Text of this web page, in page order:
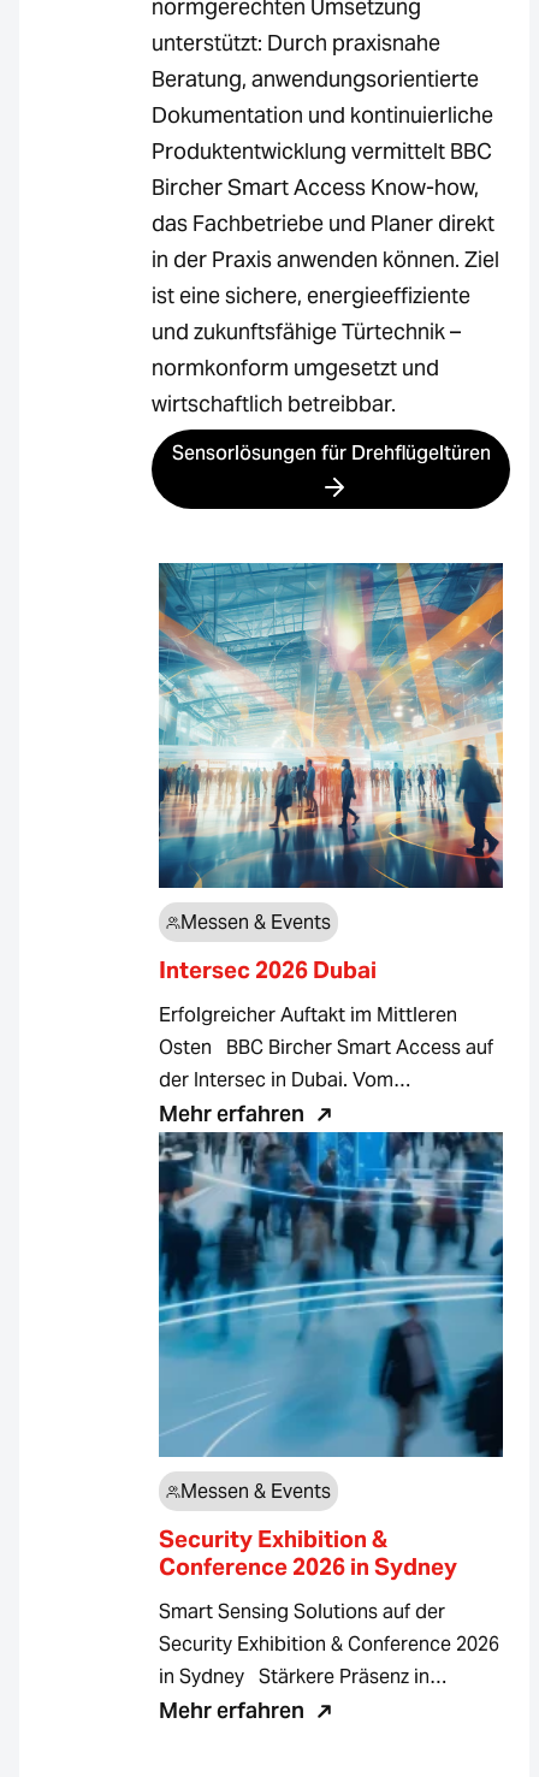
normgerechten Umsetzung
unterstützt: Durch praxisnahe
Beratung, anwendungsorientierte
Dokumentation und kontinuierliche
Produktentwicklung vermittelt BBC
Bircher Smart Access Know-how,
das Fachbetriebe und Planer direkt
in der Praxis anwenden können. Ziel
ist eine sichere, energieeffiziente
und zukunftsfähige Türtechnik –
normkonform umgesetzt und
wirtschaftlich betreibbar.
Sensorlösungen für Drehflügeltüren
Messen & Events
Intersec 2026 Dubai
Erfolgreicher Auftakt im Mittleren
Osten BBC Bircher Smart Access auf
der Intersec in Dubai. Vom…
Mehr erfahren
Messen & Events
Security Exhibition &
Conference 2026 in Sydney
Smart Sensing Solutions auf der
Security Exhibition & Conference 2026
in Sydney Stärkere Präsenz in…
Mehr erfahren